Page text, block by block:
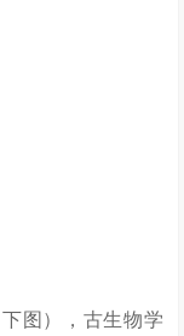
图），古生物学